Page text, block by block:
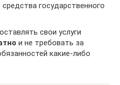
государственного
свои услуги
и не требовать за
какие-либо